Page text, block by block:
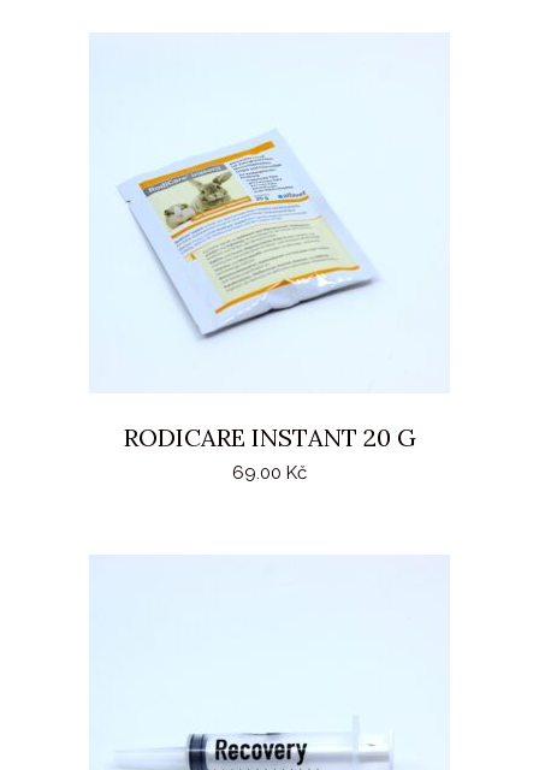
PŘIDAT DO KOŠÍKU
RODICARE INSTANT 20 G
69.00 Kč
PŘIDAT DO KOŠÍKU